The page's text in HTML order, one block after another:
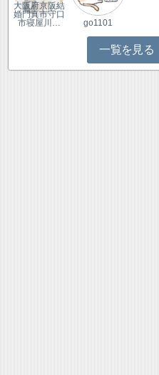
大阪府京阪結
婚門真市守口
市寝屋川…
go1101
一覧を見る